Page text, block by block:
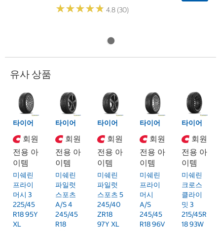
★★★★★
★★★★★ 4.8 (30)
유사 상품
타이어
회원
전용 아
이템
미쉐린
프라이
머시 3
225/45
R18 95Y
XL
타이어
회원
전용 아
이템
미쉐린
파일럿
스포츠
A/S 4
245/45
R18
타이어
회원
전용 아
이템
미쉐린
파일럿
스포츠 5
245/40
ZR18
97Y XL
타이어
회원
전용 아
이템
미쉐린
프라이
머시
A/S
245/45
R18 96V
타이어
회원
전용 아
이템
미쉐린
크로스
클라이
밋 3
215/45R
18 93W